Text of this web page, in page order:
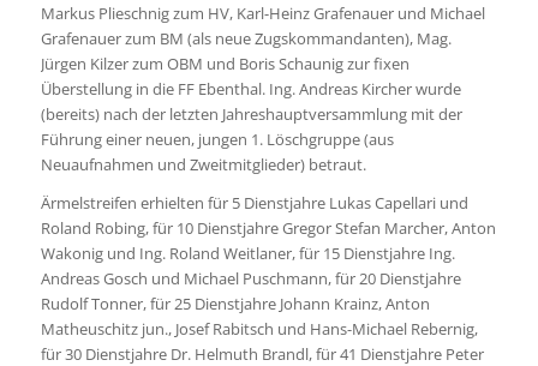
Markus Plieschnig zum HV, Karl-Heinz Grafenauer und Michael
Grafenauer zum BM (als neue Zugskommandanten), Mag.
Jürgen Kilzer zum OBM und Boris Schaunig zur fixen
Überstellung in die FF Ebenthal. Ing. Andreas Kircher wurde
(bereits) nach der letzten Jahreshauptversammlung mit der
Führung einer neuen, jungen 1. Löschgruppe (aus
Neuaufnahmen und Zweitmitglieder) betraut.
Ärmelstreifen erhielten für 5 Dienstjahre Lukas Capellari und
Roland Robing, für 10 Dienstjahre Gregor Stefan Marcher, Anton
Wakonig und Ing. Roland Weitlaner, für 15 Dienstjahre Ing.
Andreas Gosch und Michael Puschmann, für 20 Dienstjahre
Rudolf Tonner, für 25 Dienstjahre Johann Krainz, Anton
Matheuschitz jun., Josef Rabitsch und Hans-Michael Rebernig,
für 30 Dienstjahre Dr. Helmuth Brandl, für 41 Dienstjahre Peter